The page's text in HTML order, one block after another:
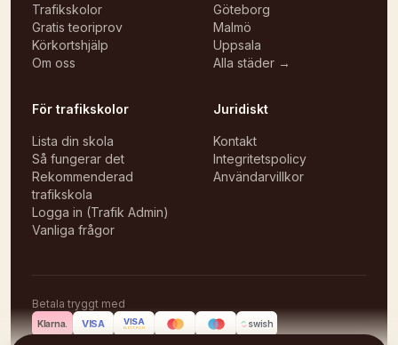
Trafikskolor
Gratis teoriprov
Körkortshjälp
Om oss
Göteborg
Malmö
Uppsala
Alla städer →
För trafikskolor
Lista din skola
Så fungerar det
Rekommenderad
trafikskola
Logga in (Trafik Admin)
Vanliga frågor
Juridiskt
Kontakt
Integritetspolicy
Användarvillkor
Betala tryggt med
Klarna. VISA VISA
ELECTRON swish